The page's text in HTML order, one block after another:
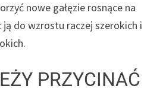
nowe gałęzie rosnące na
ją do wzrostu raczej szerokich i
PRZYCINAĆ